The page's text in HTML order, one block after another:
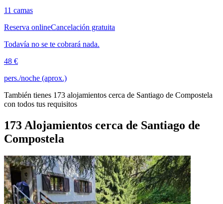
11 camas
Reserva onlineCancelación gratuita
Todavía no se te cobrará nada.
48 €
pers./noche (aprox.)
También tienes 173 alojamientos cerca de Santiago de Compostela
con todos tus requisitos
173 Alojamientos cerca de Santiago de
Compostela